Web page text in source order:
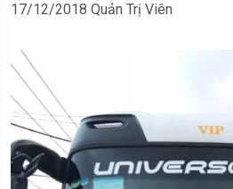
17/12/2018 Quản Trị Viên